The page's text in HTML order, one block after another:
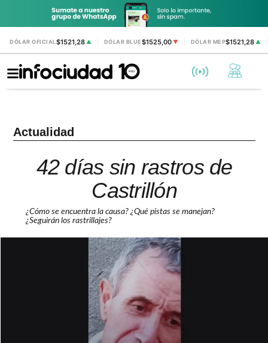
DÓLAR OFICIAL$1521,28 ▲ DÓLAR BLUE$1525,00 ▼ DÓLAR MEP$1521,28▲
Actualidad
42 días sin rastros de
Castrillón
¿Cómo se encuentra la causa? ¿Qué pistas se manejan?
¿Seguirán los rastrillajes?